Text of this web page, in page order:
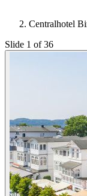
Centralhotel
Slide 1 of 36